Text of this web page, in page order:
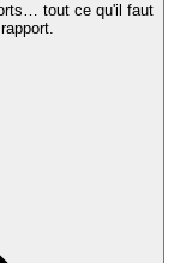
tout ce qu'il faut